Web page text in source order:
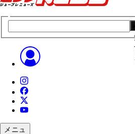
メニュ